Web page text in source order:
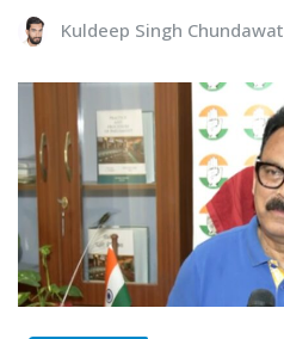
Kuldeep Singh Chundawat